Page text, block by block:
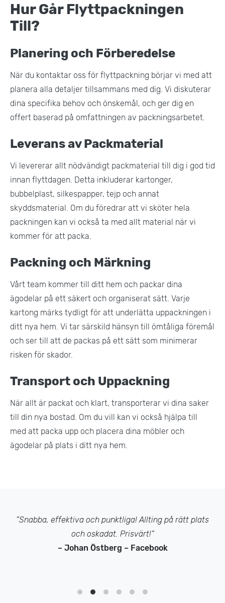
Hur Går Flyttpackningen
Till?
Planering och Förberedelse
När du kontaktar oss för flyttpackning börjar vi med att
planera alla detaljer tillsammans med dig. Vi diskuterar
dina specifika behov och önskemål, och ger dig en
offert baserad på omfattningen av packningsarbetet.
Leverans av Packmaterial
Vi levererar allt nödvändigt packmaterial till dig i god tid
innan flyttdagen. Detta inkluderar kartonger,
bubbelplast, silkespapper, tejp och annat
skyddsmaterial. Om du föredrar att vi sköter hela
packningen kan vi också ta med allt material när vi
kommer för att packa​.
Packning och Märkning
Vårt team kommer till ditt hem och packar dina
ägodelar på ett säkert och organiserat sätt. Varje
kartong märks tydligt för att underlätta uppackningen i
ditt nya hem. Vi tar särskild hänsyn till ömtåliga föremål
och ser till att de packas på ett sätt som minimerar
risken för skador.
Transport och Uppackning
När allt är packat och klart, transporterar vi dina saker
till din nya bostad. Om du vill kan vi också hjälpa till
med att packa upp och placera dina möbler och
ägodelar på plats i ditt nya hem.
”Snabba, effektiva och punktliga! Allting på rätt plats
och oskadat. Prisvärt!”
– Johan Östberg – Facebook